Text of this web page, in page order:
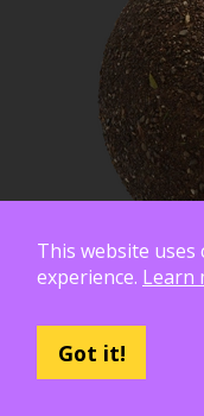
This website
experience. Learn
Got it!